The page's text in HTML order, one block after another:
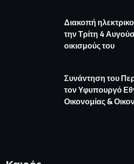
Διακοπή
την Τρίτη 4
οικισμούς του
Συνάντηση του
τον Υφυπουργό
Οικονομίας &